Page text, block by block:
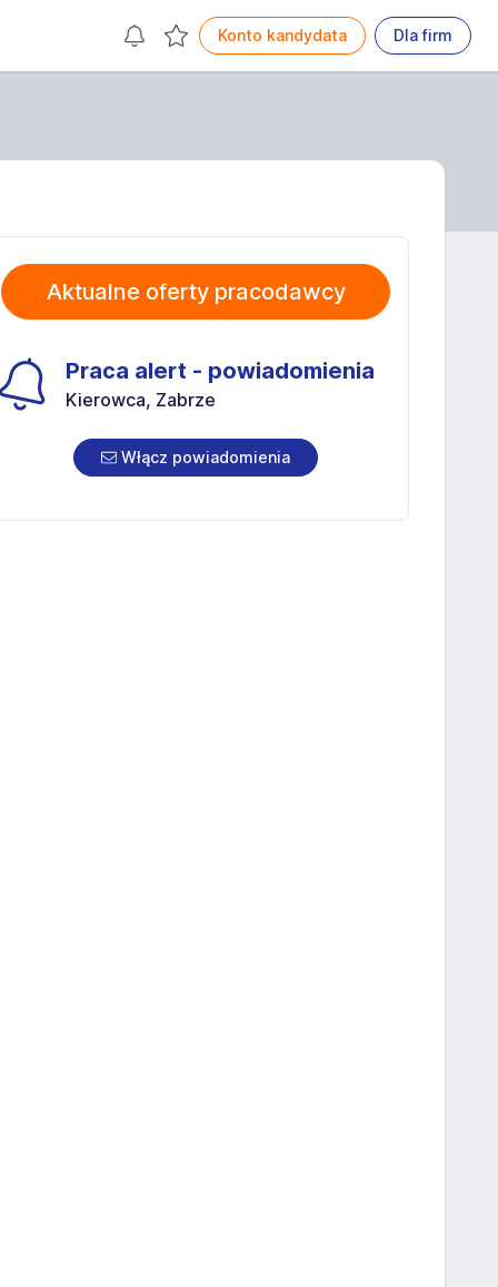
Konto kandydata Dla firm
Aktualne oferty pracodawcy
Praca alert - powiadomienia
Kierowca, Zabrze
Włącz powiadomienia